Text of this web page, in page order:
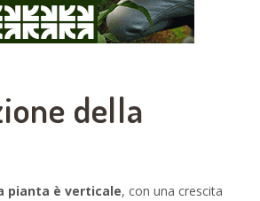
della
pianta è verticale, con una crescita